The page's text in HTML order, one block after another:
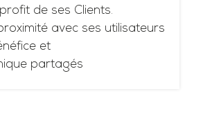
de ses Clients.
avec ses utilisateurs
et
partagés